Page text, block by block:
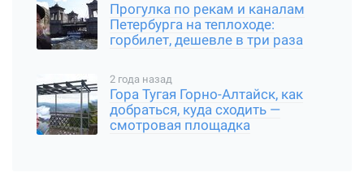
Прогулка по рекам и каналам
Петербурга на теплоходе:
горбилет, дешевле в три раза
2 года назад
Гора Тугая Горно-Алтайск, как
добраться, куда сходить —
смотровая площадка